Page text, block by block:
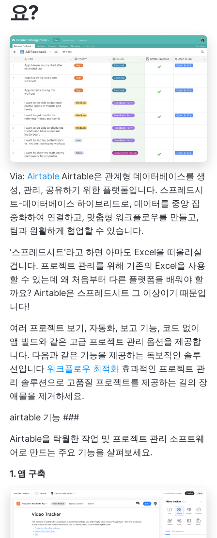
요?
Via: Airtable Airtable은 관계형 데이터베이스를 생
성, 관리, 공유하기 위한 플랫폼입니다. 스프레드시
트-데이터베이스 하이브리드로, 데이터를 중앙 집
중화하여 연결하고, 맞춤형 워크플로우를 만들고,
팀과 원활하게 협업할 수 있습니다.
'스프레드시트'라고 하면 아마도 Excel을 떠올리실
겁니다. 프로젝트 관리를 위해 기존의 Excel을 사용
할 수 있는데 왜 처음부터 다른 플랫폼을 배워야 할
까요? Airtable은 스프레드시트 그 이상이기 때문입
니다!
여러 프로젝트 보기, 자동화, 보고 기능, 코드 없이
앱 빌드와 같은 고급 프로젝트 관리 옵션을 제공합
니다. 다음과 같은 기능을 제공하는 독보적인 솔루
션입니다 워크플로우 최적화 효과적인 프로젝트 관
리 솔루션으로 고품질 프로젝트를 제공하는 길의 장
애물을 제거하세요.
airtable 기능 ###
Airtable을 탁월한 작업 및 프로젝트 관리 소프트웨
어로 만드는 주요 기능을 살펴보세요.
1. 앱 구축